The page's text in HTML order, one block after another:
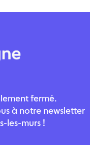
fermé.
à notre newsletter
les-murs !